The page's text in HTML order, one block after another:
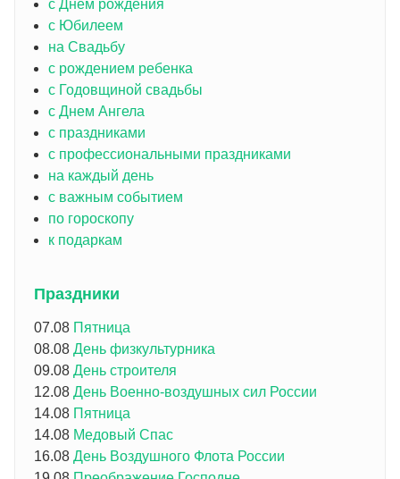
с Днем рождения
с Юбилеем
на Свадьбу
с рождением ребенка
с Годовщиной свадьбы
с Днем Ангела
с праздниками
с профессиональными праздниками
на каждый день
с важным событием
по гороскопу
к подаркам
Праздники
07.08 Пятница
08.08 День физкультурника
09.08 День строителя
12.08 День Военно-воздушных сил России
14.08 Пятница
14.08 Медовый Спас
16.08 День Воздушного Флота России